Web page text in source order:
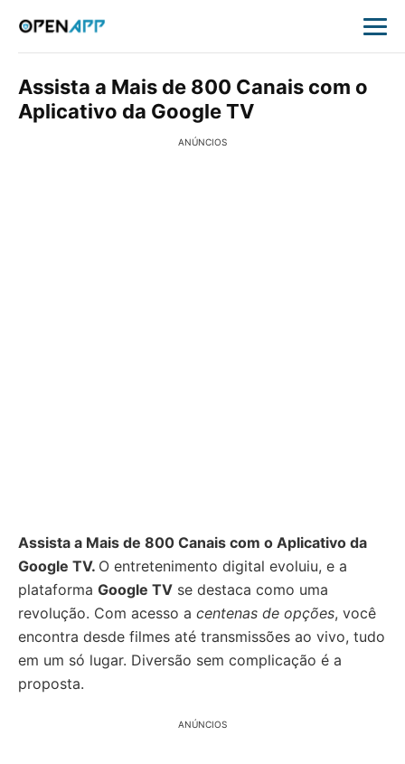
Assista a Mais de 800 Canais com o
Aplicativo da Google TV
ANÚNCIOS
Assista a Mais de 800 Canais com o Aplicativo da
Google TV. O entretenimento digital evoluiu, e a
plataforma Google TV se destaca como uma
revolução. Com acesso a centenas de opções, você
encontra desde filmes até transmissões ao vivo, tudo
em um só lugar. Diversão sem complicação é a
proposta.
ANÚNCIOS